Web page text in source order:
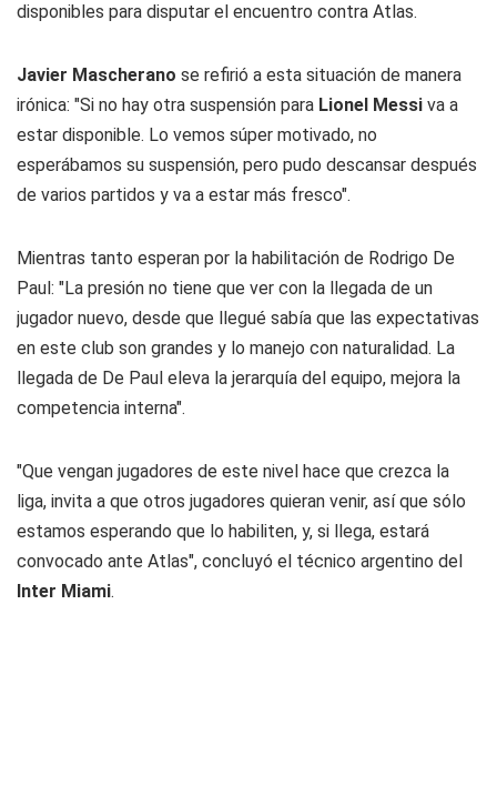
disponibles para disputar el encuentro contra Atlas.
Javier Mascherano se refirió a esta situación de manera
irónica: "Si no hay otra suspensión para Lionel Messi va a
estar disponible. Lo vemos súper motivado, no
esperábamos su suspensión, pero pudo descansar después
de varios partidos y va a estar más fresco".
Mientras tanto esperan por la habilitación de Rodrigo De
Paul: "La presión no tiene que ver con la llegada de un
jugador nuevo, desde que llegué sabía que las expectativas
en este club son grandes y lo manejo con naturalidad. La
llegada de De Paul eleva la jerarquía del equipo, mejora la
competencia interna".
"Que vengan jugadores de este nivel hace que crezca la
liga, invita a que otros jugadores quieran venir, así que sólo
estamos esperando que lo habiliten, y, si llega, estará
convocado ante Atlas", concluyó el técnico argentino del
Inter Miami.